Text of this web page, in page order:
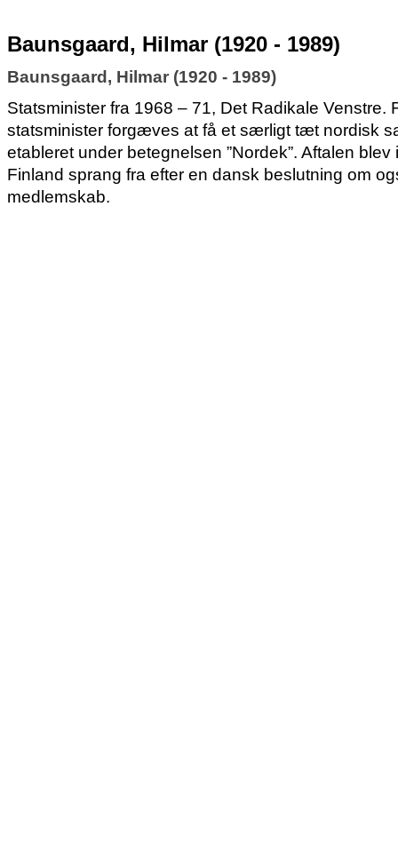
Baunsgaard, Hilmar (1920 - 1989)
Baunsgaard, Hilmar (1920 - 1989)
Statsminister fra 1968 – 71, Det Radikale Venstre.
statsminister forgæves at få et særligt tæt nordisk
etableret under betegnelsen ”Nordek”. Aftalen
Finland sprang fra efter en dansk beslutning om
medlemskab.